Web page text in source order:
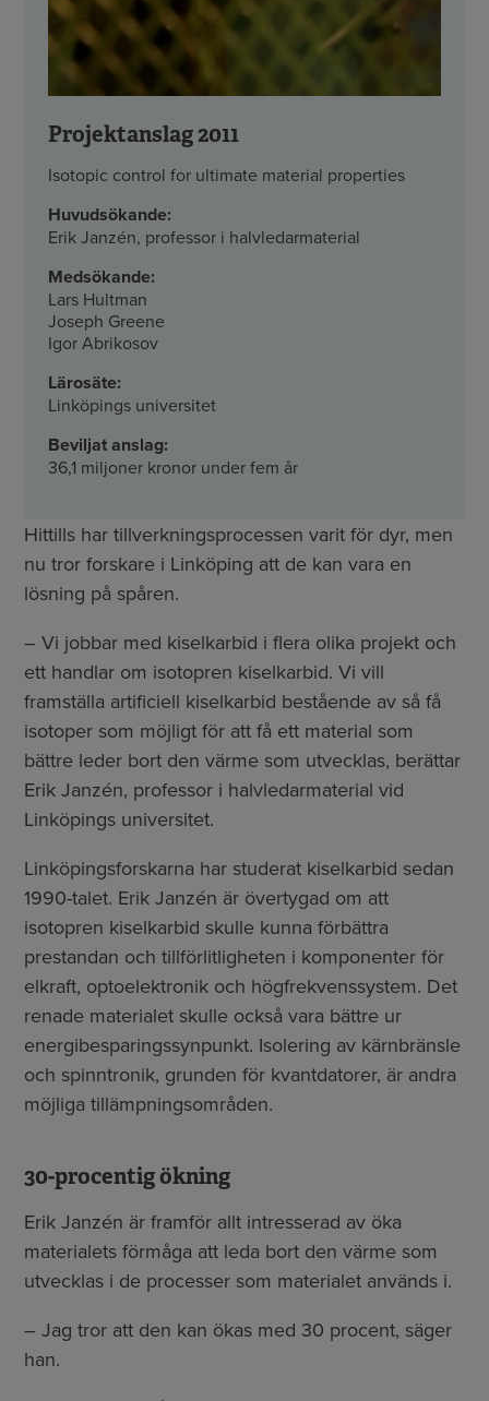
Projektanslag 2011
Isotopic control for ultimate material properties
Huvudsökande:
Erik Janzén, professor i halvledarmaterial
Medsökande:
Lars Hultman
Joseph Greene
Igor Abrikosov
Lärosäte:
Linköpings universitet
Beviljat anslag:
36,1 miljoner kronor under fem år
Hittills har tillverkningsprocessen varit för dyr, men
nu tror forskare i Linköping att de kan vara en
lösning på spåren.
– Vi jobbar med kiselkarbid i flera olika projekt och
ett handlar om isotopren kiselkarbid. Vi vill
framställa artificiell kiselkarbid bestående av så få
isotoper som möjligt för att få ett material som
bättre leder bort den värme som utvecklas, berättar
Erik Janzén, professor i halvledarmaterial vid
Linköpings universitet.
Linköpingsforskarna har studerat kiselkarbid sedan
1990-talet. Erik Janzén är övertygad om att
isotopren kiselkarbid skulle kunna förbättra
prestandan och tillförlitligheten i komponenter för
elkraft, optoelektronik och högfrekvenssystem. Det
renade materialet skulle också vara bättre ur
energibesparingssynpunkt. Isolering av kärnbränsle
och spinntronik, grunden för kvantdatorer, är andra
möjliga tillämpningsområden.
30-procentig ökning
Erik Janzén är framför allt intresserad av öka
materialets förmåga att leda bort den värme som
utvecklas i de processer som materialet används i.
– Jag tror att den kan ökas med 30 procent, säger
han.